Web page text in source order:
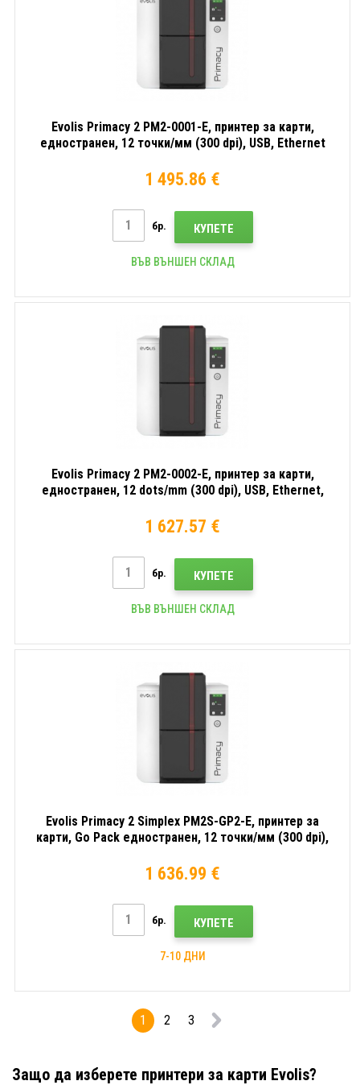
Evolis Primacy 2 PM2-0001-E, принтер за карти,
едностранен, 12 точки/мм (300 dpi), USB, Ethernet
1 495.86 €
бр. КУПЕТЕ
ВЪВ ВЪНШЕН СКЛАД
Evolis Primacy 2 PM2-0002-E, принтер за карти,
едностранен, 12 dots/mm (300 dpi), USB, Ethernet,
1 627.57 €
бр. КУПЕТЕ
ВЪВ ВЪНШЕН СКЛАД
Evolis Primacy 2 Simplex PM2S-GP2-E, принтер за
карти, Go Pack едностранен, 12 точки/мм (300 dpi),
1 636.99 €
бр. КУПЕТЕ
7-10 ДНИ
1 2 3
Защо да изберете принтери за карти Evolis?